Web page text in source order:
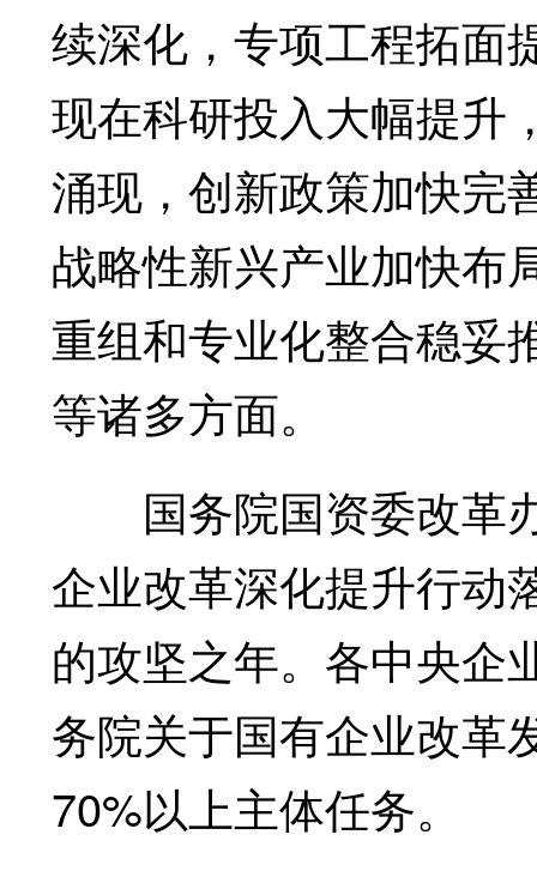
续深化，专项工程拓面
现在科研投入大幅提升
涌现，创新政策加快完
战略性新兴产业加快布
重组和专业化整合稳妥
等诸多方面。
国务院国资委改革
企业改革深化提升行动
的攻坚之年。各中央企
务院关于国有企业改革
70%以上主体任务。